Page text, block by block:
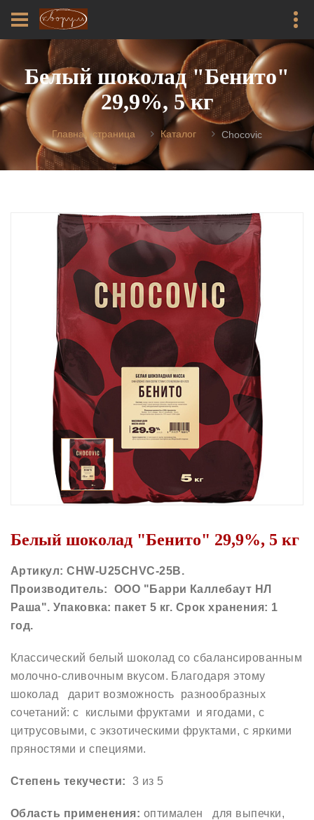
Белый шоколад "Бенито"
29,9%, 5 кг
Главная страница Каталог Chocovic
Белый шоколад "Бенито" 29,9%, 5 кг
Артикул: CHW-U25CHVC-25B.
Производитель: ООО "Барри Каллебаут НЛ
Раша". Упаковка: пакет 5 кг. Срок хранения: 1
год.
Классический белый шоколад со сбалансированным
молочно-сливочным вкусом. Благодаря этому
шоколад дарит возможность разнообразных
сочетаний: с кислыми фруктами и ягодами, с
цитрусовыми, с экзотическими фруктами, с яркими
пряностями и специями.
Степень текучести: 3 из 5
Область применения: оптимален для выпечки,